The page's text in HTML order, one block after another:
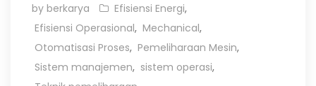
by berkarya Efisiensi Energi,
Efisiensi Operasional, Mechanical,
Otomatisasi Proses, Pemeliharaan Mesin,
Sistem manajemen, sistem operasi,